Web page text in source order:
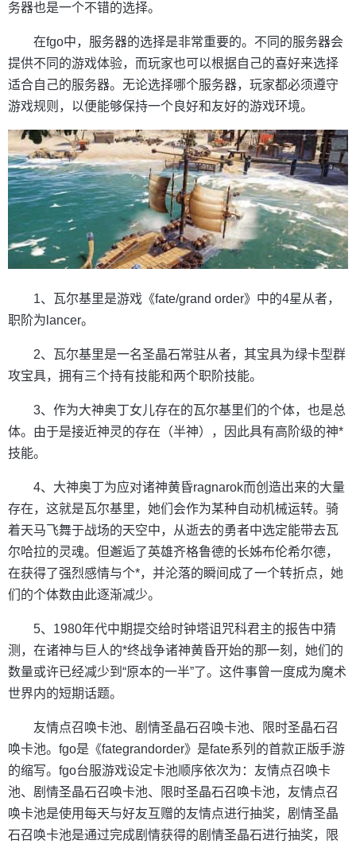
务器也是一个不错的选择。
在fgo中，服务器的选择是非常重要的。不同的服务器会
提供不同的游戏体验，而玩家也可以根据自己的喜好来选择
适合自己的服务器。无论选择哪个服务器，玩家都必须遵守
游戏规则，以便能够保持一个良好和友好的游戏环境。
1、瓦尔基里是游戏《fate/grand order》中的4星从者，
职阶为lancer。
2、瓦尔基里是一名圣晶石常驻从者，其宝具为绿卡型群
攻宝具，拥有三个持有技能和两个职阶技能。
3、作为大神奥丁女儿存在的瓦尔基里们的个体，也是总
体。由于是接近神灵的存在（半神），因此具有高阶级的神*
技能。
4、大神奥丁为应对诸神黄昏ragnarok而创造出来的大量
存在，这就是瓦尔基里，她们会作为某种自动机械运转。骑
着天马飞舞于战场的天空中，从逝去的勇者中选定能带去瓦
尔哈拉的灵魂。但邂逅了英雄齐格鲁德的长姊布伦希尔德，
在获得了强烈感情与个*，并沦落的瞬间成了一个转折点，她
们的个体数由此逐渐减少。
5、1980年代中期提交给时钟塔诅咒科君主的报告中猜
测，在诸神与巨人的*终战争诸神黄昏开始的那一刻，她们的
数量或许已经减少到“原本的一半”了。这件事曾一度成为魔术
世界内的短期话题。
友情点召唤卡池、剧情圣晶石召唤卡池、限时圣晶石召
唤卡池。fgo是《fategrandorder》是fate系列的首款正版手游
的缩写。fgo台服游戏设定卡池顺序依次为：友情点召唤卡
池、剧情圣晶石召唤卡池、限时圣晶石召唤卡池，友情点召
唤卡池是使用每天与好友互赠的友情点进行抽奖，剧情圣晶
石召唤卡池是通过完成剧情获得的剧情圣晶石进行抽奖，限